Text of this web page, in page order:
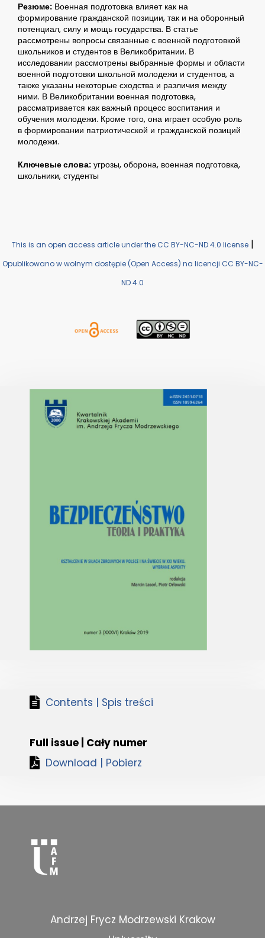
Резюме: Военная подготовка влияет как на
формирование гражданской позиции, так и на оборонный
потенциал, силу и мощь государства. В статье
рассмотрены вопросы связанные с военной подготовкой
школьников и студентов в Великобритании. В
исследовании рассмотрены выбранные формы и области
военной подготовки школьной молодежи и студентов, а
также указаны некоторые сходства и различия между
ними. В Великобритании военная подготовка,
рассматривается как важный процесс воспитания и
обучения молодежи. Кроме того, она играет особую роль
в формировании патриотической и гражданской позиций
молодежи.
Ключевые слова: угрозы, оборона, военная подготовка,
школьники, студенты
This is an open access article under the CC BY-NC-ND 4.0 license|
Opublikowano w wolnym dostępie (Open Access) na licencji CC BY-NC-
ND 4.0
Contents | Spis treści
Full issue | Cały numer
Download | Pobierz
Andrzej Frycz Modrzewski Krakow